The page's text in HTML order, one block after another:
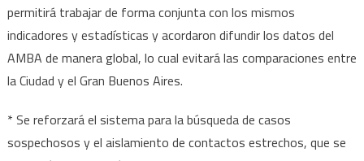
permitirá trabajar de forma conjunta con los mismos
indicadores y estadísticas y acordaron difundir los datos del
AMBA de manera global, lo cual evitará las comparaciones entre
la Ciudad y el Gran Buenos Aires.
* Se reforzará el sistema para la búsqueda de casos
sospechosos y el aislamiento de contactos estrechos, que se